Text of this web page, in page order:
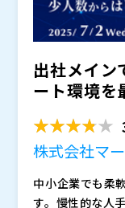
を活用するこ
転送が不要と
す。またBIOSレ
急時でも現地へ
への対応、高
張、柔軟なス
などの特徴を備
またがる複数の
ニターとマウス
スすることがで
社内ネットワー
KVM経由でアク
ィを確保しなが
・製造業の生産
隔運用に課題を
ネルギー分野で
スクリーンや
化したい運用・
しながら、遠隔
テム部門の方 ・
し、現地対応の
株式会社レスタ
株式会社オープ
マジセミ株式会社
※共催、協賛、
れる可能性があ
出社メイン
ート環境を
株式会社マ
中小企業でも柔
す。慢性的な人